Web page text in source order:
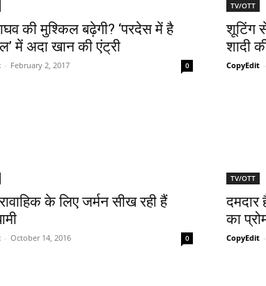
की मुश्‍किल बढ़ेगी? ‘परदेस में है
में अदा खान की एंट्री
- February 2, 2017 0
TV/OTT
शूटिंग
शादी
CopyEdit -
के लिए जर्मन सीख रही हैं
- October 14, 2016 0
TV/OTT
दमदार
का
CopyEdit -